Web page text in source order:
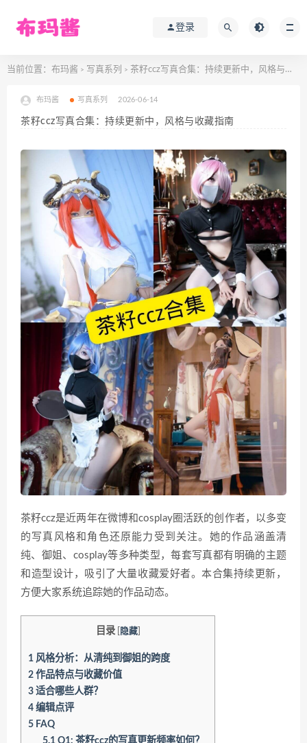
登录
当前位置： 布玛酱 > 写真系列 > 茶籽ccz写真合集：持续更新中，风格与收藏指南
布玛酱 写真系列 2026-06-14
茶籽ccz写真合集：持续更新中，风格与收藏指南
茶籽ccz是近两年在微博和cosplay圈活跃的创作者，以多变
的写真风格和角色还原能力受到关注。她的作品涵盖清
纯、御姐、cosplay等多种类型，每套写真都有明确的主题
和造型设计，吸引了大量收藏爱好者。本合集持续更新，
方便大家系统追踪她的作品动态。
目录 隐藏]
1 风格分析：从清纯到御姐的跨度
2 作品特点与收藏价值
3 适合哪些人群？
4 编辑点评
5 FAQ
5.1 Q1: 茶籽ccz的写真更新频率如何？